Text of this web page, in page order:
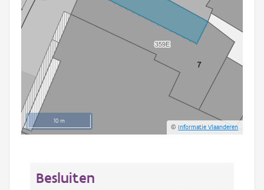
10 m
©Informatie Vlaanderen
Besluiten